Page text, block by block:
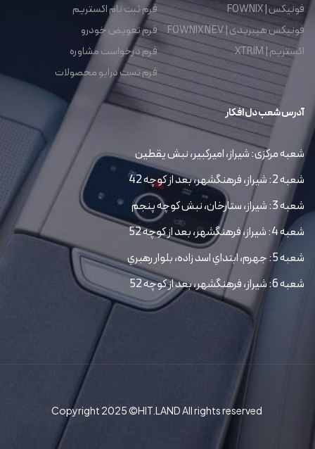
فونیکس | FOWNIX
فونیکس هیبریدی | FOWNIX NEV
اکستریم | XTRIM
فرم ثبت نام اکستریم
فرم تعویض خودرو
فرم درخواست مشاوره
فرم تست درایو محصولات
آدرس شعب دل افکار
شعبه مرکزی: شیراز، امیرکبیر، نبش یقطین
شعبه 2: شیراز، فرهنگشهر، بعد از کوچه 42
شعبه 3: شیراز، ستارخان، نبش کوچه پنجم
شعبه 4: شیراز، فرهنگشهر، بعد از کوچه 52
شعبه 5: جهرم، ابتداي اسد زاده، بلوار رهبري
شعبه 6: شیراز، فرهنگشهر، بعد از کوچه 52